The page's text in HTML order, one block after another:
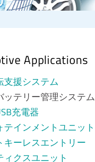
Applications
支援システム
ッテリー管理システム
充電器
テインメントユニット
キーレスエントリー
ィクスユニット